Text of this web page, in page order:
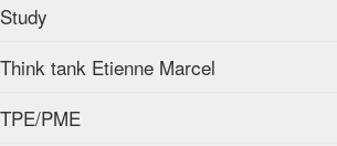
Study
Think tank Etienne Marcel
TPE/PME